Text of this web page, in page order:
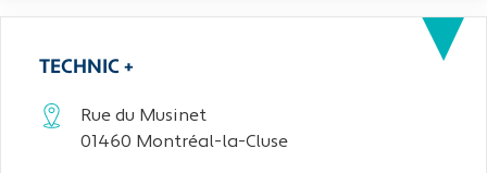
TECHNIC +
Rue du Musinet
01460 Montréal-la-Cluse